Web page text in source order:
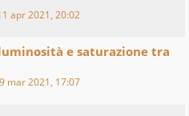
apr 2021, 20:02
e saturazione tra
mar 2021, 17:07